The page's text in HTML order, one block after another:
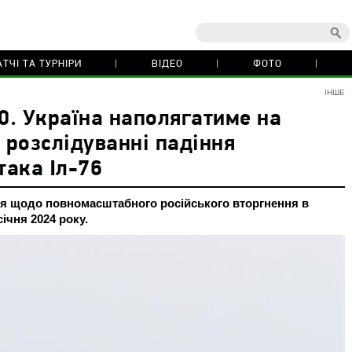
ТА ТУРНІРИ ВІДЕО ФОТО
ІНШЕ
Україна наполягатиме на
падіння
Іл-76
щодо повномасштабного російського вторгнення в
2024 року.